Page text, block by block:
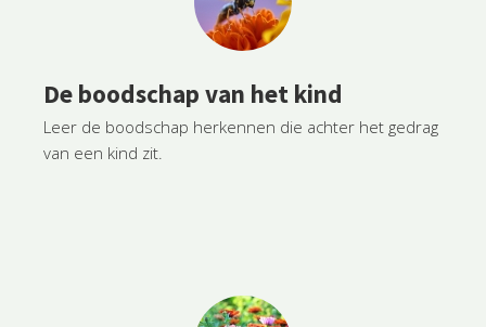
De boodschap van het kind
Leer de boodschap herkennen die achter het gedrag
van een kind zit.